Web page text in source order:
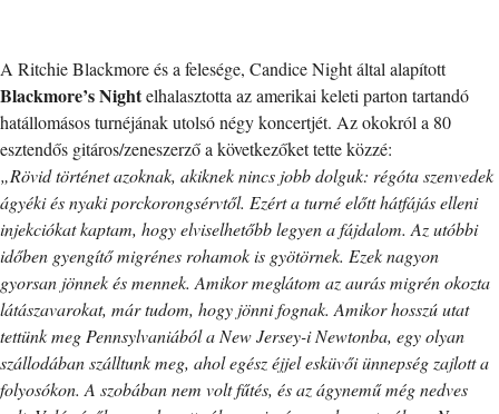
A Ritchie Blackmore és a felesége, Candice Night által alapított
Blackmore’s Nightelhalasztotta az amerikai keleti parton tartandó
hatállomásos turnéjának utolsó négy koncertjét. Az okokról a 80
esztendős gitáros/zeneszerző a következőket tette közzé:
„Rövid történet azoknak, akiknek nincs jobb dolguk: régóta szenvedek
ágyéki és nyaki porckorongsérvtől. Ezért a turné előtt hátfájás elleni
injekciókat kaptam, hogy elviselhetőbb legyen a fájdalom. Az utóbbi
időben gyengítő migrénes rohamok is gyötörnek. Ezek nagyon
gyorsan jönnek és mennek. Amikor meglátom az aurás migrén okozta
látászavarokat, már tudom, hogy jönni fognak. Amikor hosszú utat
tettünk meg Pennsylvaniából a New Jersey-i Newtonba, egy olyan
szállodában szálltunk meg, ahol egész éjjel esküvői ünnepség zajlott a
folyosókon. A szobában nem volt fűtés, és az ágynemű még nedves